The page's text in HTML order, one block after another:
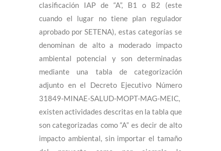
clasificación IAP de “A”, B1 o B2 (este
cuando el lugar no tiene plan regulador
aprobado por SETENA), estas categorías se
denominan de alto a moderado impacto
ambiental potencial y son determinadas
mediante una tabla de categorización
adjunto en el Decreto Ejecutivo Número
31849-MINAE-SALUD-MOPT-MAG-MEIC,
existen actividades descritas en la tabla que
son categorizadas como “A” es decir de alto
impacto ambiental, sin importar el tamaño